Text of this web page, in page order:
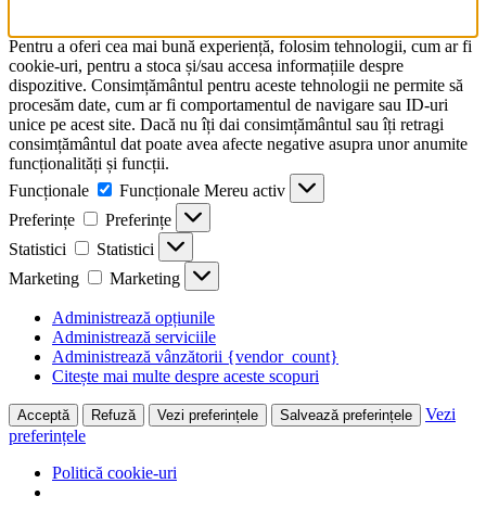
Pentru a oferi cea mai bună experiență, folosim tehnologii, cum ar fi
cookie-uri, pentru a stoca și/sau accesa informațiile despre
dispozitive. Consimțământul pentru aceste tehnologii ne permite să
procesăm date, cum ar fi comportamentul de navigare sau ID-uri
unice pe acest site. Dacă nu îți dai consimțământul sau îți retragi
consimțământul dat poate avea afecte negative asupra unor anumite
funcționalități și funcții.
Funcționale
Funcționale Mereu activ
Preferințe
Preferințe
Statistici
Statistici
Marketing
Marketing
Administrează opțiunile
Administrează serviciile
Administrează vânzătorii {vendor_count}
Citește mai multe despre aceste scopuri
Acceptă Refuză Vezi preferințele Salvează preferințele
Vezi
preferințele
Politică cookie-uri